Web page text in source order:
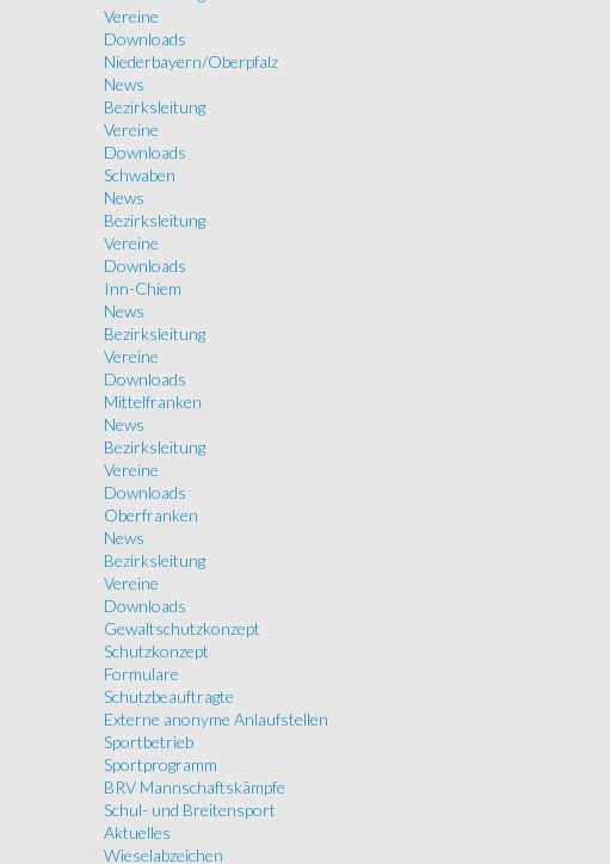
Vereine
Downloads
Niederbayern/Oberpfalz
News
Bezirksleitung
Vereine
Downloads
Schwaben
News
Bezirksleitung
Vereine
Downloads
Inn-Chiem
News
Bezirksleitung
Vereine
Downloads
Mittelfranken
News
Bezirksleitung
Vereine
Downloads
Oberfranken
News
Bezirksleitung
Vereine
Downloads
Gewaltschutzkonzept
Schutzkonzept
Formulare
Schutzbeauftragte
Externe anonyme Anlaufstellen
Sportbetrieb
Sportprogramm
BRV Mannschaftskämpfe
Schul- und Breitensport
Aktuelles
Wieselabzeichen